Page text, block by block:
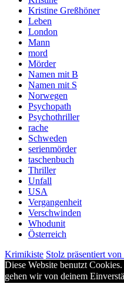
Kristine Greßhöner
Leben
London
Mann
mord
Mörder
Namen mit B
Namen mit S
Norwegen
Psychopath
Psychothriller
rache
Schweden
serienmörder
taschenbuch
Thriller
Unfall
USA
Vergangenheit
Verschwinden
Whodunit
Österreich
Krimikiste Stolz präsentiert von
Diese Website benutzt
gehen wir von deinem